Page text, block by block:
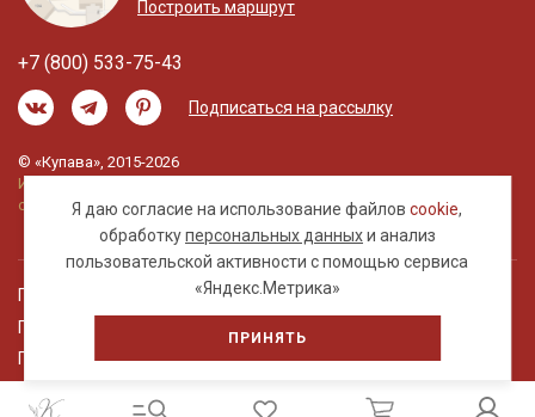
Я даю согласие на использование файловcookie,
обработкуперсональных данныхи анализ
пользовательской активности с помощью сервиса
«Яндекс.Метрика»
ПРИНЯТЬ
Построить маршрут
+7 (800) 533-75-43
Подписаться на рассылку
© «Купава», 2015-2026
Информация на сайте не является публичной
офертой.
Правовая информация
Политика обработки персональных данных
Пользовательское соглашение